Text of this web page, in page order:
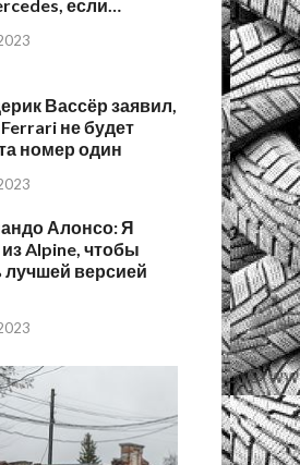
если…
Вассёр заявил,
не будет
номер один
Алонсо: Я
Alpine, чтобы
лучшей версией